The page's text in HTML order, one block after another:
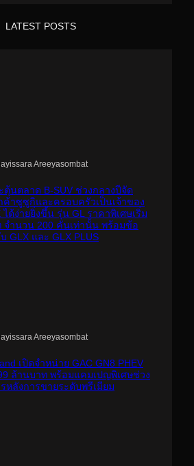
LATEST POSTS
Areeyasombat
นตลาด B-SUV ช่วงกลางปีจัด
าซูซูกิและครอบครัวเป็นเจ้าของ
ได้ง่ายยิ่งขึ้น รุ่น GL ราคาพิเศษเริ่ม
จำนวน 200 คันเท่านั้น พร้อมข้อ
GLX และ GLX PLUS
Areeyasombat
เปิดจำหน่าย GAC GN8 PHEV
ล้านบาท พร้อมแคมเปญพิเศษช่วง
หลังการขายระดับพรีเมียม